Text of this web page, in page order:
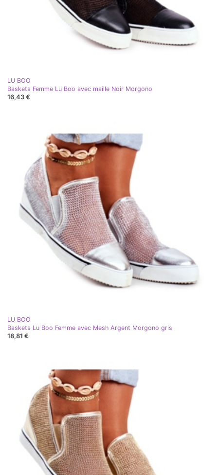
LU BOO
Baskets Femme Lu Boo avec maille Noir Morgono
16,43 €
LU BOO
Baskets Lu Boo Femme avec Mesh Argent Morgono gris
18,81 €